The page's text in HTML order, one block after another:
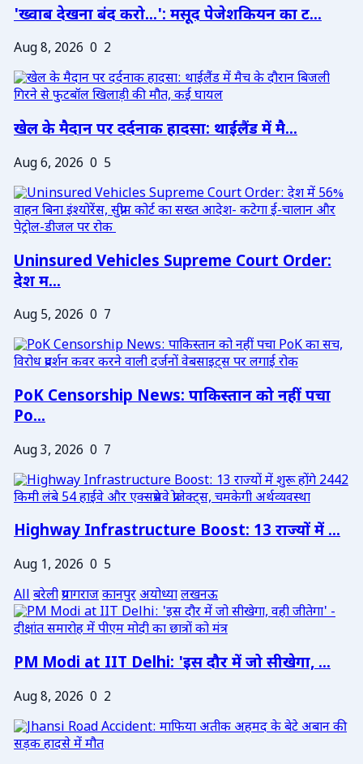
'ख्वाब देखना बंद करो...': मसूद पेजेशकियन का ट...
Aug 8, 2026 0 2
खेल के मैदान पर दर्दनाक हादसा: थाईलैंड में मै...
Aug 6, 2026 0 5
Uninsured Vehicles Supreme Court Order:
देश म...
Aug 5, 2026 0 7
PoK Censorship News: पाकिस्तान को नहीं पचा
Po...
Aug 3, 2026 0 7
Highway Infrastructure Boost: 13 राज्यों में ...
Aug 1, 2026 0 5
Allबरेलीप्रयागराजकानपुरअयोध्यालखनऊ
PM Modi at IIT Delhi: 'इस दौर में जो सीखेगा, ...
Aug 8, 2026 0 2